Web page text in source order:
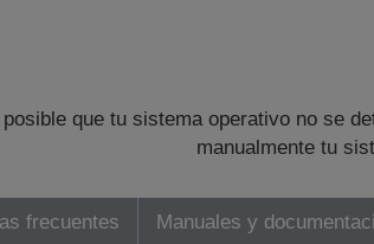
posible que tu sistema operativo no se
manualmente tu
frecuentes Manuales y